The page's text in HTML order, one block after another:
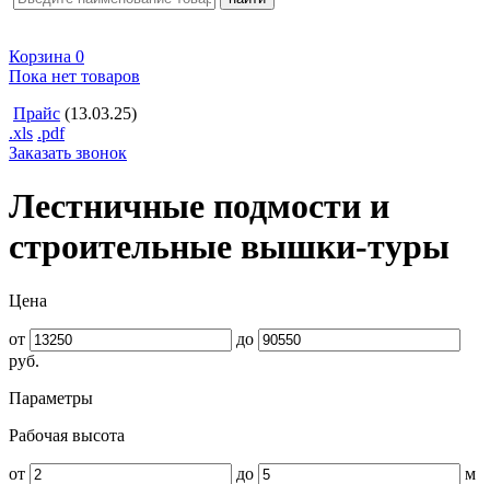
Корзина 0
Пока нет товаров
Прайс (13.03.25)
.xls .pdf
Заказать звонок
Лестничные подмости и
строительные вышки-туры
Цена
от
до
руб.
Параметры
Рабочая высота
от до м